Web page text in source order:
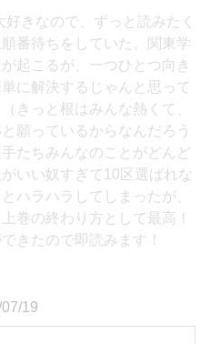
好きなので、ずっと読みたく
番待ちをしていた。関東学
起こるが、一つひとつ向き
に解決するじゃんと思って
きっと根はみんな熱くて、
願っているからなんだろう
たちみんなのことがどんど
いい奴すぎて10区選ばれな
ハラハラしてしまったが、
巻の終わり方として最高！
きたので即読みます！
19